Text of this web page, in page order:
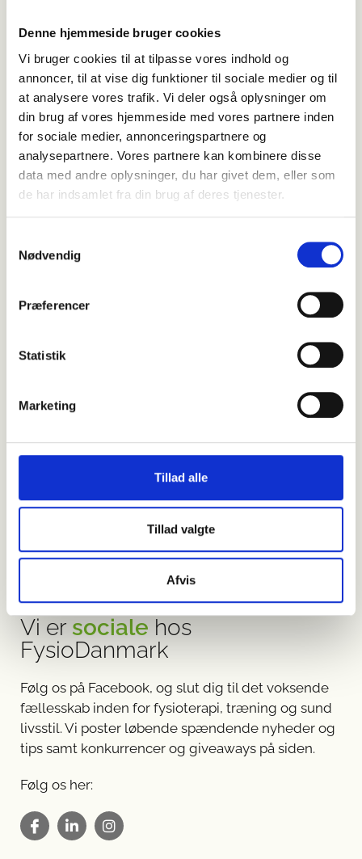
Denne hjemmeside bruger cookies
Vi bruger cookies til at tilpasse vores indhold og
annoncer, til at vise dig funktioner til sociale medier og til
at analysere vores trafik. Vi deler også oplysninger om
din brug af vores hjemmeside med vores partnere inden
for sociale medier, annonceringspartnere og
analysepartnere. Vores partnere kan kombinere disse
data med andre oplysninger, du har givet dem, eller som
de har indsamlet fra din brug af deres tjenester.
Nødvendig
Præferencer
Statistik
Marketing
Tillad alle
Tillad valgte
Afvis
Vi er sociale hos
FysioDanmark
Følg os på Facebook, og slut dig til det voksende
fællesskab inden for fysioterapi, træning og sund
livsstil. Vi poster løbende spændende nyheder og
tips samt konkurrencer og giveaways på siden.
Følg os her: